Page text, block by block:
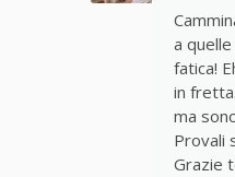
a
fatica!
in
ma
Provali
Grazie